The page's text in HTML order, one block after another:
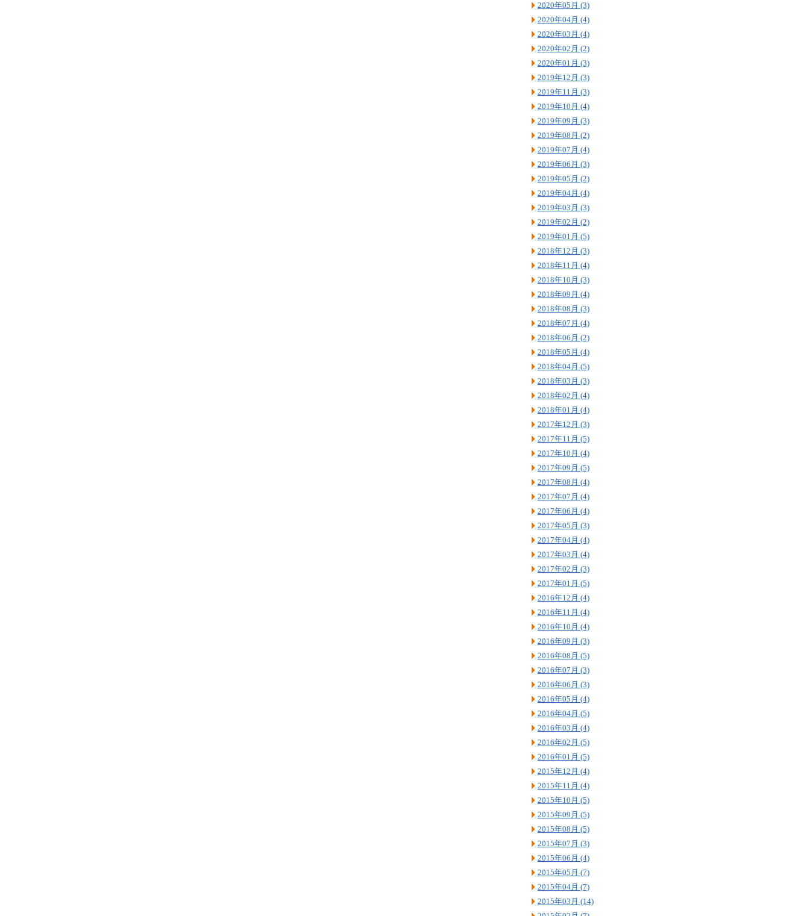
2020年05月 (3)
2020年04月 (4)
2020年03月 (4)
2020年02月 (2)
2020年01月 (3)
2019年12月 (3)
2019年11月 (3)
2019年10月 (4)
2019年09月 (3)
2019年08月 (2)
2019年07月 (4)
2019年06月 (3)
2019年05月 (2)
2019年04月 (4)
2019年03月 (3)
2019年02月 (2)
2019年01月 (5)
2018年12月 (3)
2018年11月 (4)
2018年10月 (3)
2018年09月 (4)
2018年08月 (3)
2018年07月 (4)
2018年06月 (2)
2018年05月 (4)
2018年04月 (5)
2018年03月 (3)
2018年02月 (4)
2018年01月 (4)
2017年12月 (3)
2017年11月 (5)
2017年10月 (4)
2017年09月 (5)
2017年08月 (4)
2017年07月 (4)
2017年06月 (4)
2017年05月 (3)
2017年04月 (4)
2017年03月 (4)
2017年02月 (3)
2017年01月 (5)
2016年12月 (4)
2016年11月 (4)
2016年10月 (4)
2016年09月 (3)
2016年08月 (5)
2016年07月 (3)
2016年06月 (3)
2016年05月 (4)
2016年04月 (5)
2016年03月 (4)
2016年02月 (5)
2016年01月 (5)
2015年12月 (4)
2015年11月 (4)
2015年10月 (5)
2015年09月 (5)
2015年08月 (5)
2015年07月 (3)
2015年06月 (4)
2015年05月 (7)
2015年04月 (7)
2015年03月 (14)